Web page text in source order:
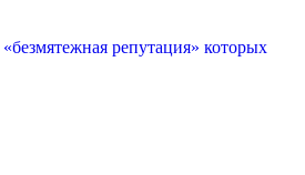
репутация» которых